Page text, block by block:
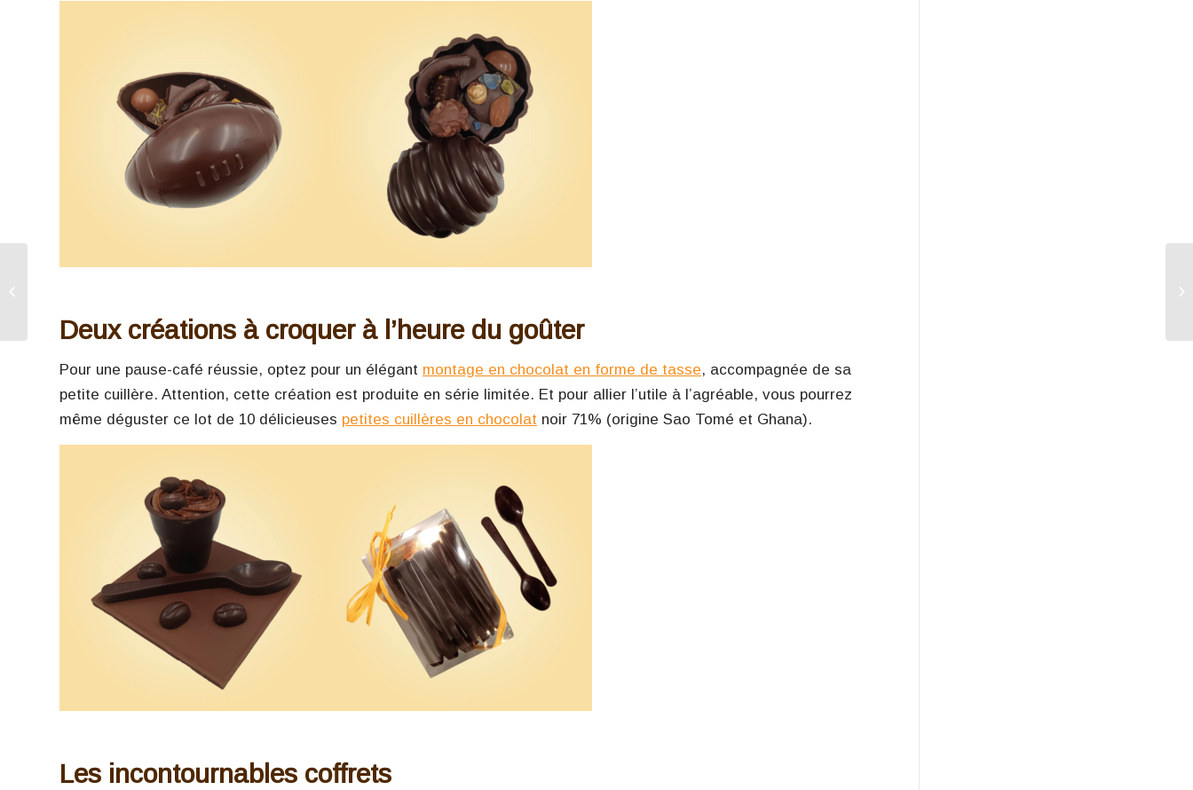
Deux créations à croquer à l’heure du goûter
Pour une pause-café réussie, optez pour un élégant montage en chocolat en forme de tasse, accompagnée de sa
petite cuillère. Attention, cette création est produite en série limitée. Et pour allier l’utile à l’agréable, vous pourrez
même déguster ce lot de 10 délicieuses petites cuillères en chocolat noir 71% (origine Sao Tomé et Ghana).
Les incontournables coffrets
Suspension des
commandes